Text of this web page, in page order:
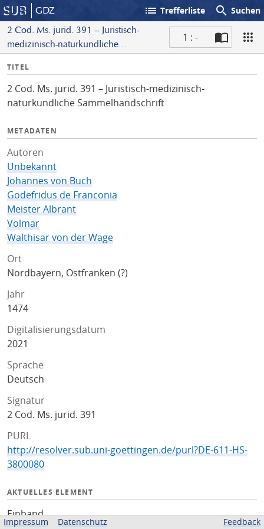
GDZ list Trefferliste search Suchen
2 Cod. Ms. jurid. 391 – Juristisch-
medizinisch-naturkundliche
1 : -
I
f
o
TITEL
2 Cod. Ms. jurid. 391 – Juristisch-medizinisch-
naturkundliche Sammelhandschrift
METADATEN
Autoren
Unbekannt
Johannes von Buch
Godefridus de Franconia
Meister Albrant
Volmar
Walthisar von der Wage
Ort
Nordbayern, Ostfranken (?)
Jahr
1474
Digitalisierungsdatum
2021
Sprache
Deutsch
Signatur
2 Cod. Ms. jurid. 391
PURL
http://resolver.sub.uni-goettingen.de/purl?DE-611-HS-
3800080
AKTUELLES ELEMENT
Einband
Impressum Datenschutz Feedback